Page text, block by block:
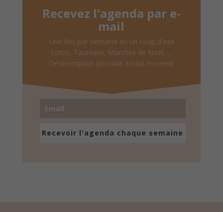
Recevez l'agenda par e-
mail
Une fois par semaine en un coup d'oeil
Lotos, Taureaux, Marchés de Noël, ...
Désinscription possible à tout moment
Recevoir l'agenda chaque semaine